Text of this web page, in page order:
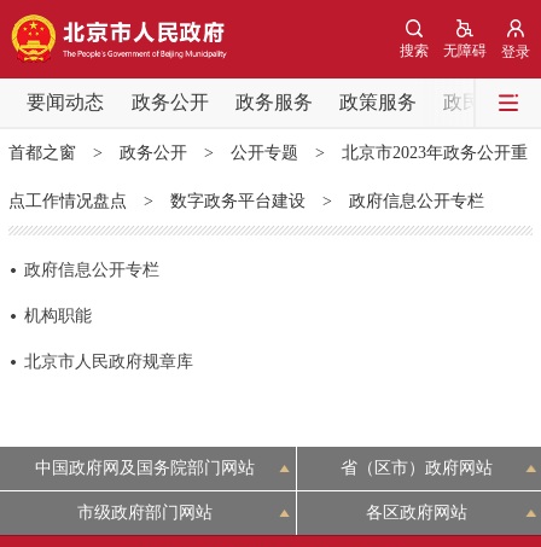
登录
无障碍
搜索
要闻动态 政务公开 政务服务 政策服务 政民互动
要闻动态
党中央精神 国务院信息 中央部委动态
北京要闻 会议信息 部门动态
各区热点
政务公开
首都之窗> 政务公开> 公开专题 > 北京市2023年政务公开重
点工作情况盘点 > 数字政务平台建设> 政府信息公开专栏
政府信息公开专栏
机构职能
北京市人民政府规章库
中国政府网及国务院部门网站 省（区市）政府网站
市级政府部门网站 各区政府网站